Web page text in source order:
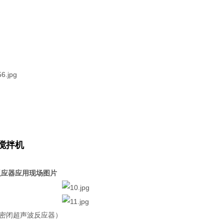
拌机
器应用现场图片
闭超声波反应器）